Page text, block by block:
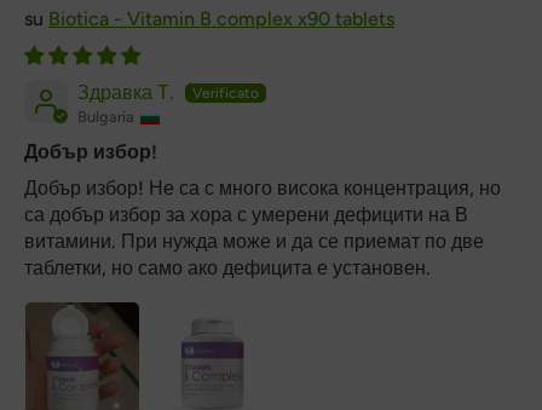
Biotica - Vitamin B complex x90 tablets
Здравка Т.
Bulgaria
Добър избор!
Добър избор! Не са с много висока концентрация, но
са добър избор за хора с умерени дефицити на В
витамини. При нужда може и да се приемат по две
таблетки, но само ако дефицита е установен.